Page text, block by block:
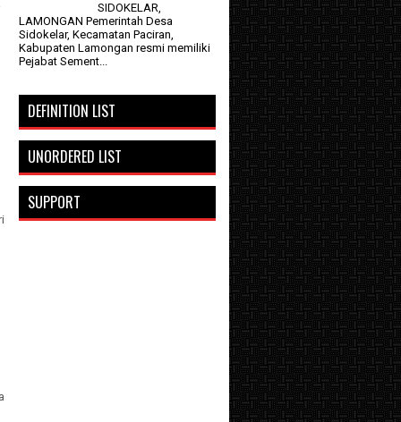
SIDOKELAR,
LAMONGAN Pemerintah Desa
Sidokelar, Kecamatan Paciran,
Kabupaten Lamongan resmi memiliki
Pejabat Sement...
DEFINITION LIST
UNORDERED LIST
SUPPORT